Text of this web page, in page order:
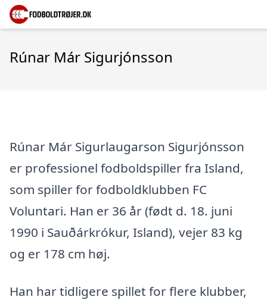
Rúnar Már Sigurjónsson
Rúnar Már Sigurlaugarson Sigurjónsson
er professionel fodboldspiller fra Island,
som spiller for fodboldklubben FC
Voluntari. Han er 36 år (født d. 18. juni
1990 i Sauðárkrókur, Island), vejer 83 kg
og er 178 cm høj.
Han har tidligere spillet for flere klubber,